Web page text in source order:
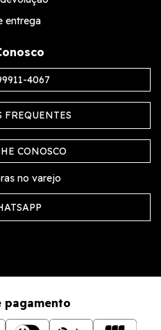
entrega
4067
CONOSCO
no varejo
pagamento